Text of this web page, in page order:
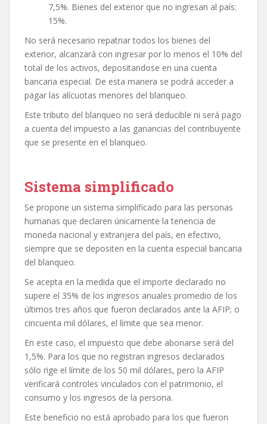
7,5%. Bienes del exterior que no ingresan al país:
15%.
No será necesario repatriar todos los bienes del
exterior, alcanzará con ingresar por lo menos el 10% del
total de los activos, depositandose en una cuenta
bancaria especial. De esta manera se podrá acceder a
pagar las alícuotas menores del blanqueo.
Este tributo del blanqueo no será deducible ni será pago
a cuenta del impuesto a las ganancias del contribuyente
que se presente en el blanqueo.
Sistema simplificado
Se propone un sistema simplificado para las personas
humanas que declaren únicamente la tenencia de
moneda nacional y extranjera del país, en efectivo,
siempre que se depositen en la cuenta especial bancaria
del blanqueo.
Se acepta en la medida que el importe declarado no
supere el 35% de los ingresos anuales promedio de los
últimos tres años que fueron declarados ante la AFIP; o
cincuenta mil dólares, el límite que sea menor.
En este caso, el impuesto que debe abonarse será del
1,5%. Para los que no registran ingresos declarados
sólo rige el límite de los 50 mil dólares, pero la AFIP
verificará controles vinculados con el patrimonio, el
consumo y los ingresos de la persona.
Este beneficio no está aprobado para los que fueron